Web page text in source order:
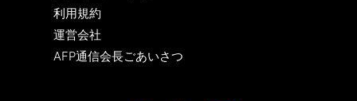
利用規約
運営会社
AFP通信会長ごあいさつ